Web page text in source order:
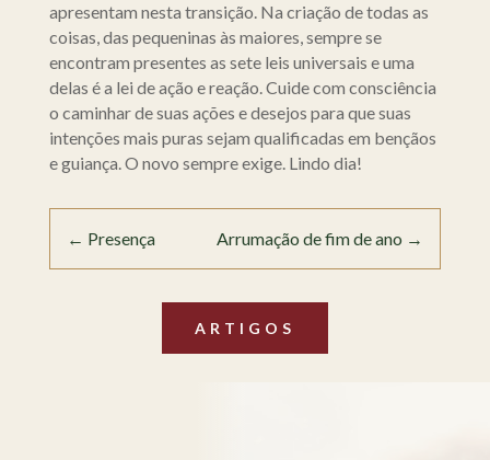
apresentam nesta transição. Na criação de todas as
coisas, das pequeninas às maiores, sempre se
encontram presentes as sete leis universais e uma
delas é a lei de ação e reação. Cuide com consciência
o caminhar de suas ações e desejos para que suas
intenções mais puras sejam qualificadas em bençãos
e guiança. O novo sempre exige. Lindo dia!
← Presença Arrumação de fim de ano →
ARTIGOS